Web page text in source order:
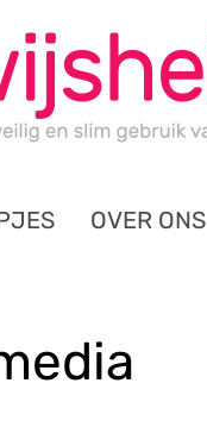
OVER ONS